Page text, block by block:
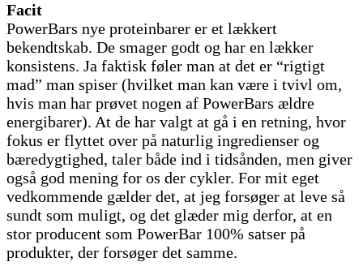
Facit
PowerBars nye proteinbarer er et lækkert
bekendtskab. De smager godt og har en lækker
konsistens. Ja faktisk føler man at det er “rigtigt
mad” man spiser (hvilket man kan være i tvivl om,
hvis man har prøvet nogen af PowerBars ældre
energibarer). At de har valgt at gå i en retning, hvor
fokus er flyttet over på naturlig ingredienser og
bæredygtighed, taler både ind i tidsånden, men giver
også god mening for os der cykler. For mit eget
vedkommende gælder det, at jeg forsøger at leve så
sundt som muligt, og det glæder mig derfor, at en
stor producent som PowerBar 100% satser på
produkter, der forsøger det samme.